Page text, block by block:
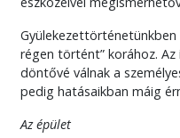
Gyülekezettörténetünkben
régen történt” korához.
döntővé válnak a
pedig hatásaikban máig
Az épület